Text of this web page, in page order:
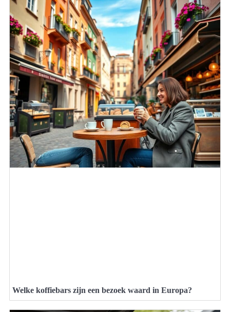
Welke koffiebars zijn een bezoek waard in Europa?